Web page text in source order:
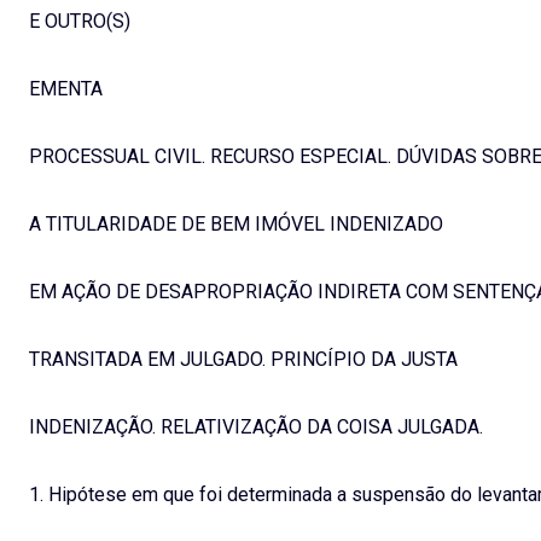
E OUTRO(S)
EMENTA
PROCESSUAL CIVIL. RECURSO ESPECIAL. DÚVIDAS SOBRE
A TITULARIDADE DE BEM IMÓVEL INDENIZADO
EM AÇÃO DE DESAPROPRIAÇÃO INDIRETA COM
TRANSITADA EM JULGADO. PRINCÍPIO DA JUSTA
INDENIZAÇÃO. RELATIVIZAÇÃO DA COISA JULGADA.
1. Hipótese em que foi determinada a suspensão do